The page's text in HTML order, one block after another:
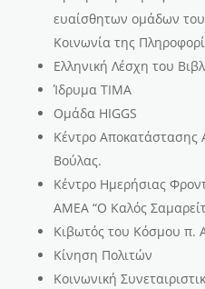
ευαίσθητων ομάδων
Κοινωνία της
Ελληνική Λέσχη του
Ίδρυμα ΤΙΜΑ
Ομάδα HIGGS
Κέντρο
Βούλας.
Κέντρο Ημερήσιας
ΑΜΕΑ “O Καλός
Κιβωτός του Κόσμου π.
Κίνηση Πολιτών
Κοινωνική